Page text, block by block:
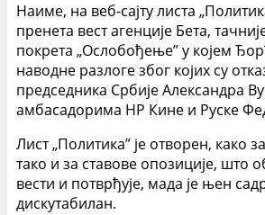
Наиме, на веб-сајту листа
пренета вест агенције Бета,
покрета „Ослобођење” у којем
наводне разлоге због којих су
председника Србије Александра
амбасадорима НР Кине и Руске
Лист „Политика” је отворен, како
тако и за ставове опозиције, што
вести и потврђује, мада је њен
дискутабилан.